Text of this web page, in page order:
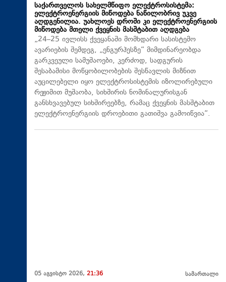
საქართველოს სახელმწიფო ელექტროსისტემა:
ელექტროენერგიის მიწოდება ნაწილობრივ უკვე
აღდგენილია. უახლოეს დროში კი ელექტროენერგიის
მიწოდება მთელი ქვეყნის მასშტაბით აღდგება
„24–25 ივლისს ქვეყანაში მომხდარი სასისტემო
ავარიების შემდეგ, „ენგურჰესზე“ მიმდინარეობდა
გარკვეული სამუშაოები, კერძოდ, სადგურის
შესაბამისი მოწყობილობების შესწავლის მიზნით
აუცილებელი იყო ელექტროსისტემის იზოლირებული
რეჟიმით მუშაობა, სიხშირის ნომინალურისგან
განსხვავებულ სიხშირეებზე, რამაც ქვეყნის მასშტაბით
ელექტროენერგიის დროებითი გათიშვა გამოიწვია“.
05 აგვისტო 2026, 21:36 სამართალი